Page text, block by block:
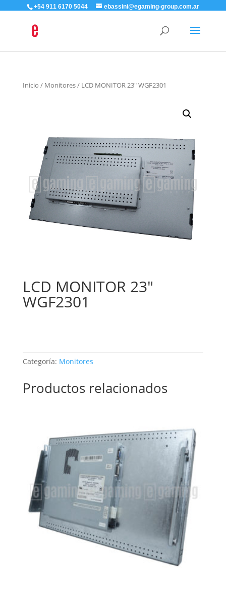
+54 911 6170 5044 ebassini@egaming-group.com.ar
Inicio / Monitores/ LCD MONITOR 23″ WGF2301
LCD MONITOR 23″
WGF2301
Categoría: Monitores
Productos relacionados